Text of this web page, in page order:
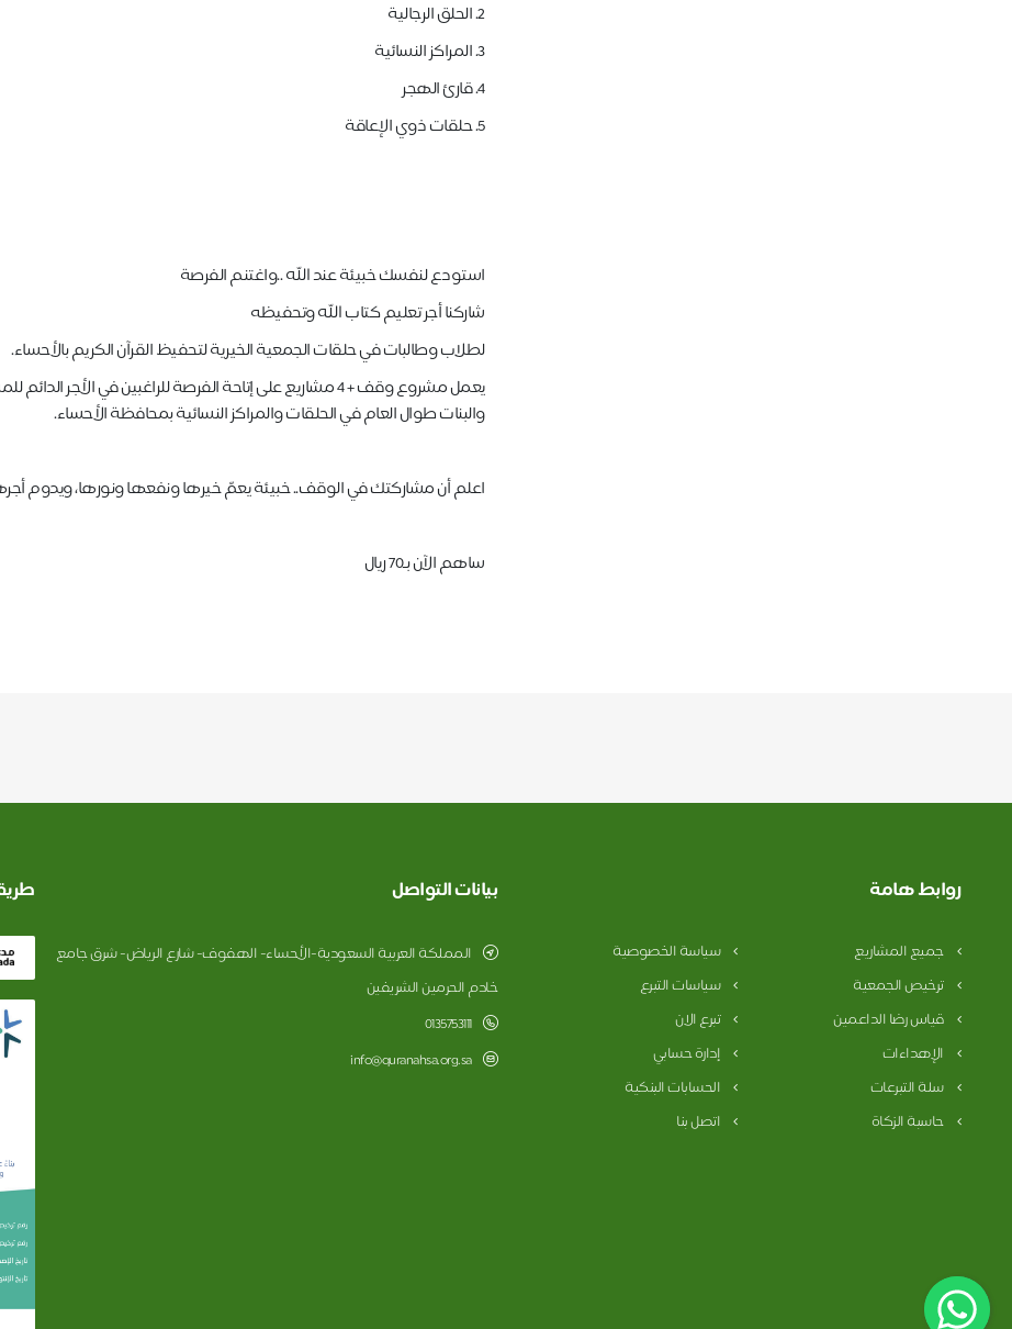
2. الحلق الرجالية
3. المراكز النسائية
4. قارئ الهجر
5. حلقات ذوي الإعاقة
استودع لنفسك خبيئة عند الله ..واغتنم الفرصة
شاركنا أجر تعليم كتاب الله وتحفيظه
لطلاب وطالبات في حلقات الجمعية الخيرية لتحفيظ القرآن الكريم بالأحساء.
يعمل مشروع وقف + 4 مشاريع على إتاحة الفرصة للراغبين في
والبنات طوال العام في الحلقات والمراكز النسائية بمحافظة الأحساء.
اعلم أن مشاركتك في الوقف.. خبيئة يعمّ خيرها ونفعها ونورها، ويدوم
ساهم الآن بـ70 ريال
روابط هامة
جميع المشاريع
سياسة الخصوصية
ترخيص الجمعية
سياسات التبرع
قياس رضا الداعمين
تبرع الان
الإهداءات
إدارة حسابي
سلة التبرعات
الحسابات البنكية
حاسبة الزكاة
اتصل بنا
بيانات التواصل
المملكة العربية السعودية-الأحساء- الهفوف- شارع الرياض- شرق جامع
خادم الحرمين الشريفين
0135753111
info@quranahsa.org.sa